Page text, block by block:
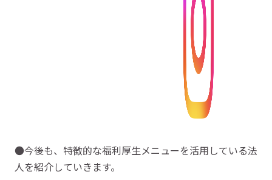
●今後も、特徴的な福利厚生メニューを活用している法
人を紹介していきます。